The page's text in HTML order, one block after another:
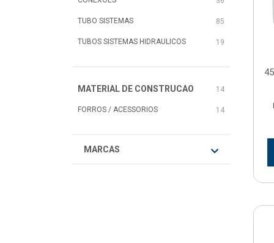
TUBO SISTEMAS 85
TUBOS SISTEMAS HIDRAULICOS 19
MATERIAL DE CONSTRUCAO 14
FORROS / ACESSORIOS 14
MARCAS